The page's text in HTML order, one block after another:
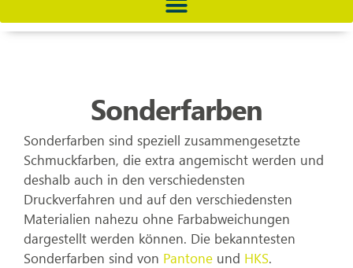
Sonderfarben
Sonderfarben sind speziell zusammengesetzte
Schmuckfarben, die extra angemischt werden und
deshalb auch in den verschiedensten
Druckverfahren und auf den verschiedensten
Materialien nahezu ohne Farbabweichungen
dargestellt werden können. Die bekanntesten
Sonderfarben sind von Pantone und HKS.